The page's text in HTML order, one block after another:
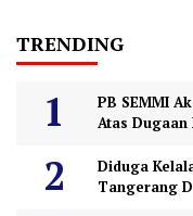
TRENDING
PB SEMMI
Atas Dugaan
Diduga
Tangerang